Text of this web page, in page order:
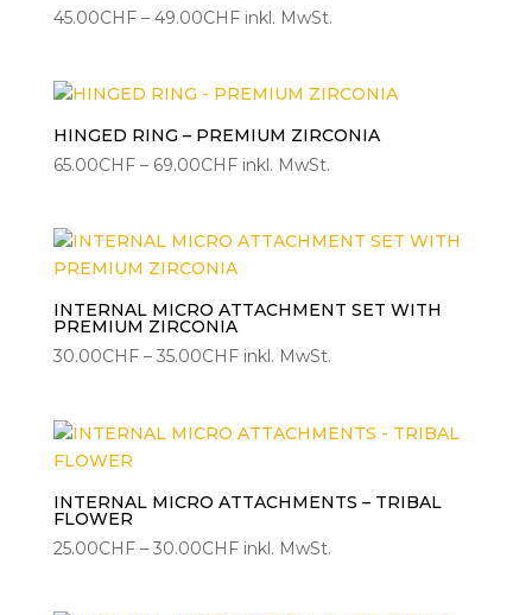
45.00CHF – 49.00CHFPreisspanne:
49.00CHF
inkl. MwSt.
HINGED RING – PREMIUM ZIRCONIA
65.00CHF – 69.00CHFPreisspanne:
69.00CHF
inkl. MwSt.
INTERNAL MICRO ATTACHMENT SET WITH
PREMIUM ZIRCONIA
30.00CHF – 35.00CHFPreisspanne:
35.00CHF
inkl. MwSt.
INTERNAL MICRO ATTACHMENTS – TRIBAL
FLOWER
25.00CHF – 30.00CHFPreisspanne:
inkl. MwSt.